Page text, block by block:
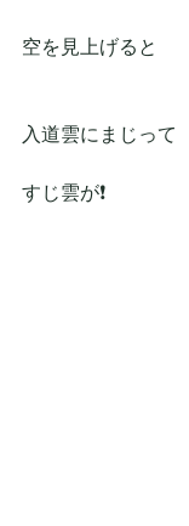
空を見上げると
入道雲にまじって
すじ雲が❗